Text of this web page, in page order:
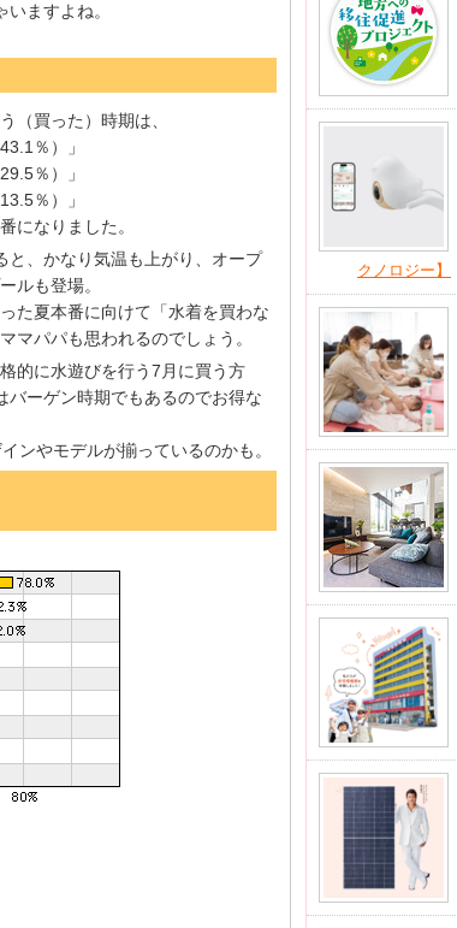
ますよね。
（買った）時期は、
％）」
％）」
％）」
になりました。
と、かなり気温も上がり、オープ
ルも登場。
た夏本番に向けて「水着を買わな
マパパも思われるのでしょう。
的に水遊びを行う7月に買う方
バーゲン時期でもあるのでお得な
ンやモデルが揃っているのかも。
クノロジー】